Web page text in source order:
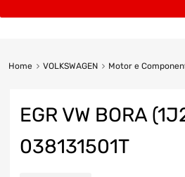
Home VOLKSWAGEN Motor e
EGR VW BORA
038131501T